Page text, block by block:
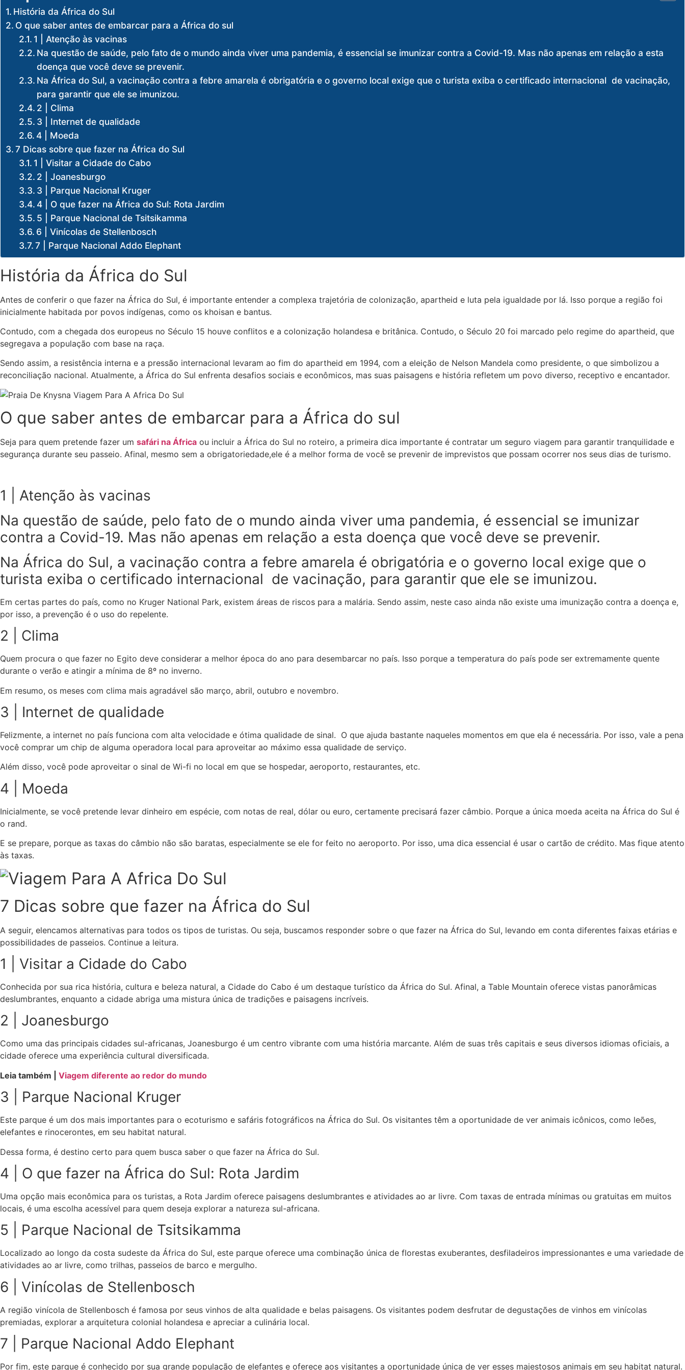
História da África do Sul
O que saber antes de embarcar para a África do sul
1 | Atenção às vacinas
Na questão de saúde, pelo fato de o mundo ainda viver uma pandemia, é essencial se imunizar contra a Covid-19. Mas não apenas em relação a esta
doença que você deve se prevenir.
Na África do Sul, a vacinação contra a febre amarela é obrigatória e o governo local exige que o turista exiba o certificado internacional de vacinação,
para garantir que ele se imunizou.
2 | Clima
3 | Internet de qualidade
4 | Moeda
7 Dicas sobre que fazer na África do Sul
1 | Visitar a Cidade do Cabo
2 | Joanesburgo
3 | Parque Nacional Kruger
4 | O que fazer na África do Sul: Rota Jardim
5 | Parque Nacional de Tsitsikamma
6 | Vinícolas de Stellenbosch
7 | Parque Nacional Addo Elephant
História da África do Sul
Antes de conferir o que fazer na África do Sul, é importante entender a complexa trajetória de colonização, apartheid e luta pela igualdade por lá. Isso porque a região foi
inicialmente habitada por povos indígenas, como os khoisan e bantus.
Contudo, com a chegada dos europeus no Século 15 houve conflitos e a colonização holandesa e britânica. Contudo, o Século 20 foi marcado pelo regime do apartheid, que
segregava a população com base na raça.
Sendo assim, a resistência interna e a pressão internacional levaram ao fim do apartheid em 1994, com a eleição de Nelson Mandela como presidente, o que simbolizou a
reconciliação nacional. Atualmente, a África do Sul enfrenta desafios sociais e econômicos, mas suas paisagens e história refletem um povo diverso, receptivo e encantador.
O que saber antes de embarcar para a África do sul
Seja para quem pretende fazer um safári na África ou incluir a África do Sul no roteiro, a primeira dica importante é contratar um seguro viagem para garantir tranquilidade e
segurança durante seu passeio. Afinal, mesmo sem a obrigatoriedade,ele é a melhor forma de você se prevenir de imprevistos que possam ocorrer nos seus dias de turismo.
1 | Atenção às vacinas
Na questão de saúde, pelo fato de o mundo ainda viver uma pandemia, é essencial se imunizar
contra a Covid-19. Mas não apenas em relação a esta doença que você deve se prevenir.
Na África do Sul, a vacinação contra a febre amarela é obrigatória e o governo local exige que o
turista exiba o certificado internacional de vacinação, para garantir que ele se imunizou.
Em certas partes do país, como no Kruger National Park, existem áreas de riscos para a malária. Sendo assim, neste caso ainda não existe uma imunização contra a doença e,
por isso, a prevenção é o uso do repelente.
2 | Clima
Quem procura o que fazer no Egito deve considerar a melhor época do ano para desembarcar no país. Isso porque a temperatura do país pode ser extremamente quente
durante o verão e atingir a mínima de 8º no inverno.
Em resumo, os meses com clima mais agradável são março, abril, outubro e novembro.
3 | Internet de qualidade
Felizmente, a internet no país funciona com alta velocidade e ótima qualidade de sinal. O que ajuda bastante naqueles momentos em que ela é necessária. Por isso, vale a pena
você comprar um chip de alguma operadora local para aproveitar ao máximo essa qualidade de serviço.
Além disso, você pode aproveitar o sinal de Wi-fi no local em que se hospedar, aeroporto, restaurantes, etc.
4 | Moeda
Inicialmente, se você pretende levar dinheiro em espécie, com notas de real, dólar ou euro, certamente precisará fazer câmbio. Porque a única moeda aceita na África do Sul é
o rand.
E se prepare, porque as taxas do câmbio não são baratas, especialmente se ele for feito no aeroporto. Por isso, uma dica essencial é usar o cartão de crédito. Mas fique atento
às taxas.
7 Dicas sobre que fazer na África do Sul
A seguir, elencamos alternativas para todos os tipos de turistas. Ou seja, buscamos responder sobre o que fazer na África do Sul, levando em conta diferentes faixas etárias e
possibilidades de passeios. Continue a leitura.
1 | Visitar a Cidade do Cabo
Conhecida por sua rica história, cultura e beleza natural, a Cidade do Cabo é um destaque turístico da África do Sul. Afinal, a Table Mountain oferece vistas panorâmicas
deslumbrantes, enquanto a cidade abriga uma mistura única de tradições e paisagens incríveis.
2 | Joanesburgo
Como uma das principais cidades sul-africanas, Joanesburgo é um centro vibrante com uma história marcante. Além de suas três capitais e seus diversos idiomas oficiais, a
cidade oferece uma experiência cultural diversificada.
Leia também | Viagem diferente ao redor do mundo
3 | Parque Nacional Kruger
Este parque é um dos mais importantes para o ecoturismo e safáris fotográficos na África do Sul. Os visitantes têm a oportunidade de ver animais icônicos, como leões,
elefantes e rinocerontes, em seu habitat natural.
Dessa forma, é destino certo para quem busca saber o que fazer na África do Sul.
4 | O que fazer na África do Sul: Rota Jardim
Uma opção mais econômica para os turistas, a Rota Jardim oferece paisagens deslumbrantes e atividades ao ar livre. Com taxas de entrada mínimas ou gratuitas em muitos
locais, é uma escolha acessível para quem deseja explorar a natureza sul-africana.
5 | Parque Nacional de Tsitsikamma
Localizado ao longo da costa sudeste da África do Sul, este parque oferece uma combinação única de florestas exuberantes, desfiladeiros impressionantes e uma variedade de
atividades ao ar livre, como trilhas, passeios de barco e mergulho.
6 | Vinícolas de Stellenbosch
A região vinícola de Stellenbosch é famosa por seus vinhos de alta qualidade e belas paisagens. Os visitantes podem desfrutar de degustações de vinhos em vinícolas
premiadas, explorar a arquitetura colonial holandesa e apreciar a culinária local.
7 | Parque Nacional Addo Elephant
Por fim, este parque é conhecido por sua grande população de elefantes e oferece aos visitantes a oportunidade única de ver esses majestosos animais em seu habitat natural.